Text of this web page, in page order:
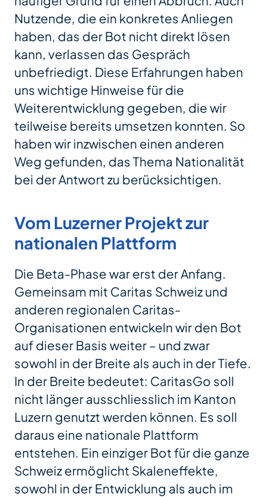
Nutzende, die ein konkretes Anliegen
haben, das der Bot nicht direkt lösen
kann, verlassen das Gespräch
unbefriedigt. Diese Erfahrungen haben
uns wichtige Hinweise für die
Weiterentwicklung gegeben, die wir
teilweise bereits umsetzen konnten. So
haben wir inzwischen einen anderen
Weg gefunden, das Thema Nationalität
bei der Antwort zu berücksichtigen.
Vom Luzerner Projekt zur
nationalen Plattform
Die Beta-Phase war erst der Anfang.
Gemeinsam mit Caritas Schweiz und
anderen regionalen Caritas-
Organisationen entwickeln wir den Bot
auf dieser Basis weiter – und zwar
sowohl in der Breite als auch in der Tiefe.
In der Breite bedeutet: CaritasGo soll
nicht länger ausschliesslich im Kanton
Luzern genutzt werden können. Es soll
daraus eine nationale Plattform
entstehen. Ein einziger Bot für die ganze
Schweiz ermöglicht Skaleneffekte,
sowohl in der Entwicklung als auch im